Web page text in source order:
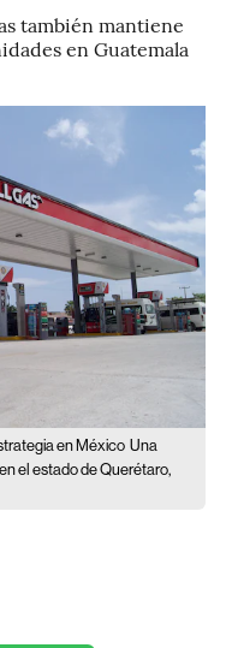
también mantiene
en Guatemala
en México Una
el estado de Querétaro,